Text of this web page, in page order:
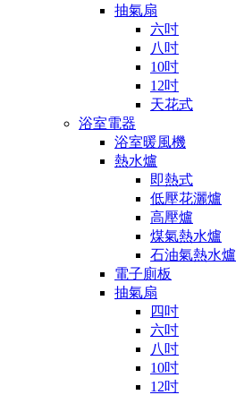
抽氣扇
六吋
八吋
10吋
12吋
天花式
浴室電器
浴室暖風機
熱水爐
即熱式
低壓花灑爐
高壓爐
煤氣熱水爐
石油氣熱水爐
電子廁板
抽氣扇
四吋
六吋
八吋
10吋
12吋